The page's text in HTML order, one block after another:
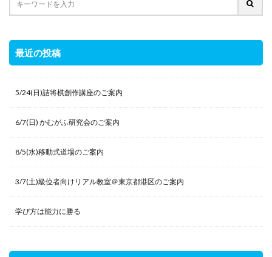
最近の投稿
5/24(日)詰将棋創作講座のご案内
6/7(日) かむがふ研究会のご案内
8/5(水)移動式道場のご案内
3/7(土)級位者向けリアル教室＠東京都港区のご案内
学び方は能力に勝る